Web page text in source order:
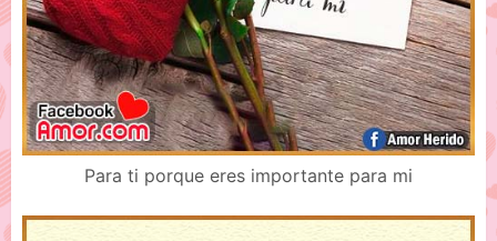
Para ti porque eres importante para mi